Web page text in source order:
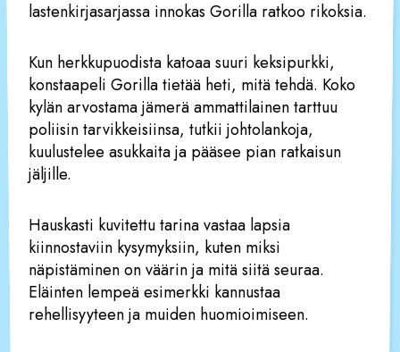
lastenkirjasarjassa innokas Gorilla ratkoo rikoksia.
Kun herkkupuodista katoaa suuri keksipurkki,
konstaapeli Gorilla tietää heti, mitä tehdä. Koko
kylän arvostama jämerä ammattilainen tarttuu
poliisin tarvikkeisiinsa, tutkii johtolankoja,
kuulustelee asukkaita ja pääsee pian ratkaisun
jäljille.
Hauskasti kuvitettu tarina vastaa lapsia
kiinnostaviin kysymyksiin, kuten miksi
näpistäminen on väärin ja mitä siitä seuraa.
Eläinten lempeä esimerkki kannustaa
rehellisyyteen ja muiden huomioimiseen.